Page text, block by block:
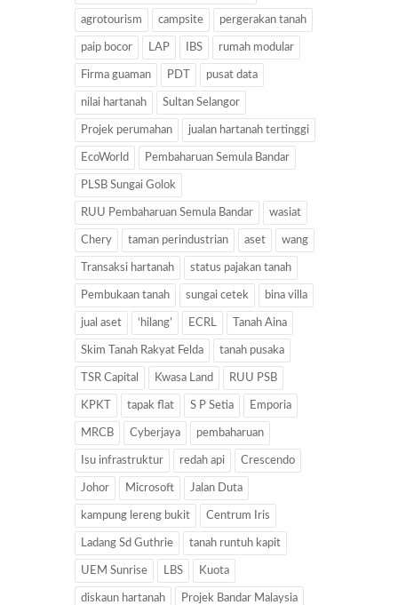
agrotourism campsite pergerakan tanah
paip bocor LAP IBS rumah modular
Firma guaman PDT pusat data
nilai hartanah Sultan Selangor
Projek perumahan jualan hartanah tertinggi
EcoWorld Pembaharuan Semula Bandar
PLSB Sungai Golok
RUU Pembaharuan Semula Bandar wasiat
Chery taman perindustrian aset wang
Transaksi hartanah status pajakan tanah
Pembukaan tanah sungai cetek bina villa
jual aset ‘hilang’ ECRL Tanah Aina
Skim Tanah Rakyat Felda tanah pusaka
TSR Capital Kwasa Land RUU PSB
KPKT tapak flat S P Setia Emporia
MRCB Cyberjaya pembaharuan
Isu infrastruktur redah api Crescendo
Johor Microsoft Jalan Duta
kampung lereng bukit Centrum Iris
Ladang Sd Guthrie tanah runtuh kapit
UEM Sunrise LBS Kuota
diskaun hartanah Projek Bandar Malaysia